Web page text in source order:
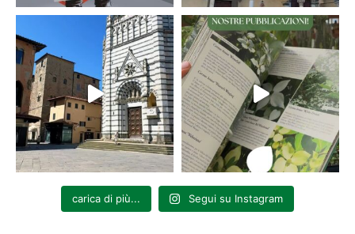
carica di più... Segui su Instagram